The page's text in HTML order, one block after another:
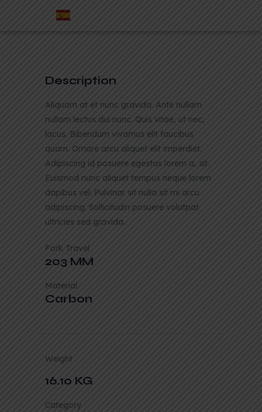
Description
Aliquam at et nunc gravida. Ante nullam
nullam lectus dui nunc. Quis vitae, ut nec,
lacus. Bibendum vivamus elit faucibus
quam. Ornare arcu aliquet elit imperdiet.
Adipiscing id posuere egestas lorem a, sit.
Euismod nunc aliquet tempus neque lorem
dapibus vel. Pulvinar sit nulla sit mi arcu
adipiscing. Sollicitudin posuere volutpat
ultricies sed gravida.
Fork Travel
203 MM
Material
Carbon
Weight
16.10 KG
Category